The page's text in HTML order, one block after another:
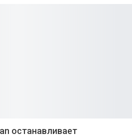
останавливает